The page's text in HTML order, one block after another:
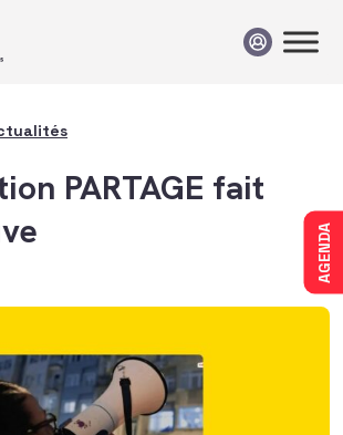
AGENDA
PARTAGE fait